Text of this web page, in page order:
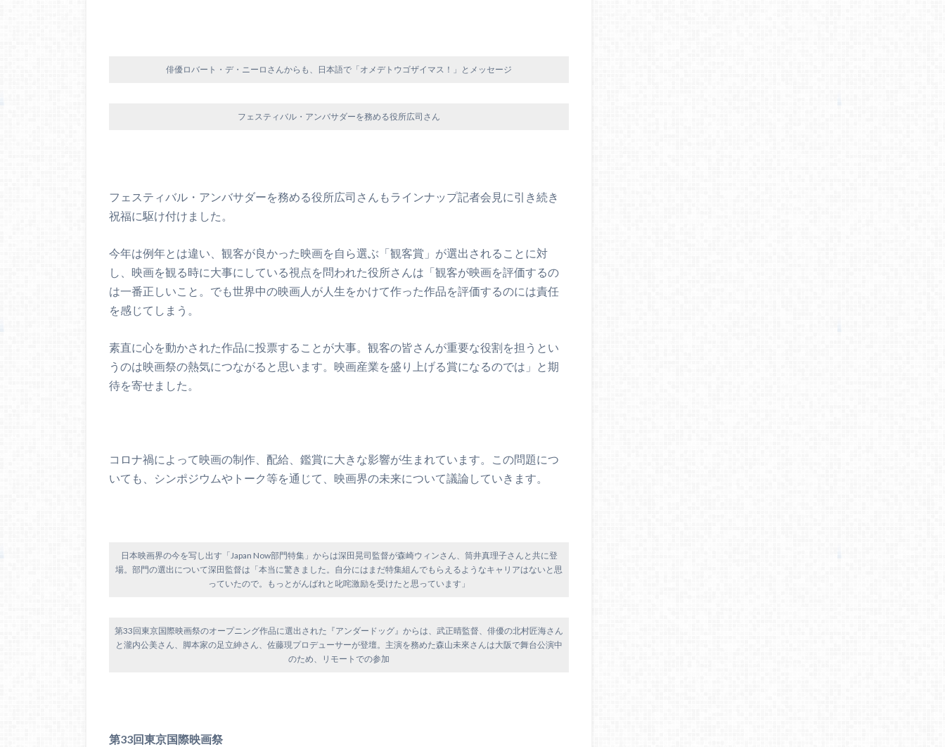
俳優ロバート・デ・ニーロさんからも、日本語で「オメデトウゴザイマス！」とメッセージ
フェスティバル・アンバサダーを務める役所広司さん
フェスティバル・アンバサダーを務める役所広司さんもラインナップ記者会見に引き続き
祝福に駆け付けました。
今年は例年とは違い、観客が良かった映画を自ら選ぶ「観客賞」が選出されることに対
し、映画を観る時に大事にしている視点を問われた役所さんは「観客が映画を評価するの
は一番正しいこと。でも世界中の映画人が人生をかけて作った作品を評価するのには責任
を感じてしまう。
素直に心を動かされた作品に投票することが大事。観客の皆さんが重要な役割を担うとい
うのは映画祭の熱気につながると思います。映画産業を盛り上げる賞になるのでは」と期
待を寄せました。
コロナ禍によって映画の制作、配給、鑑賞に大きな影響が生まれています。この問題につ
いても、シンポジウムやトーク等を通じて、映画界の未来について議論していきます。
日本映画界の今を写し出す「Japan Now部門特集」からは深田晃司監督が森崎ウィンさん、筒井真理子さんと共に登
場。部門の選出について深田監督は「本当に驚きました。自分にはまだ特集組んでもらえるようなキャリアはないと思
っていたので。もっとがんばれと叱咤激励を受けたと思っています」
第33回東京国際映画祭のオープニング作品に選出された『アンダードッグ』からは、武正晴監督、俳優の北村匠海さん
と瀧内公美さん、脚本家の足立紳さん、佐藤現プロデューサーが登壇。主演を務めた森山未來さんは大阪で舞台公演中
のため、リモートでの参加
第33回東京国際映画祭